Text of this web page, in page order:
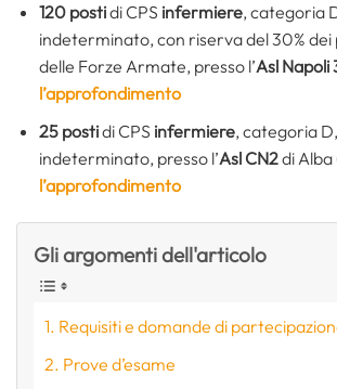
120 postidi CPS infermiere, categoria
indeterminato, con riserva del 30%
delle Forze Armate, presso l’Asl Napoli
l’approfondimento
25 postidi CPS infermiere, categoria
indeterminato, presso l’Asl CN2di Alba
l’approfondimento
Gli argomenti dell'articolo
Requisiti e domande di
Prove d’esame